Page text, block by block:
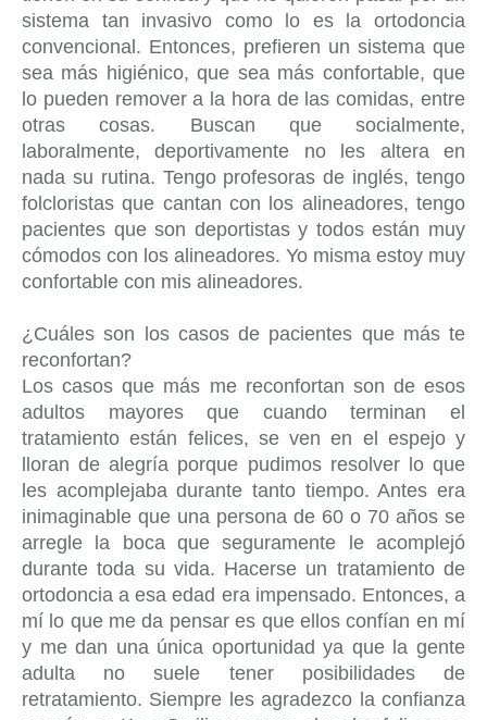
sistema tan invasivo como lo es la ortodoncia
convencional. Entonces, prefieren un sistema que
sea más higiénico, que sea más confortable, que
lo pueden remover a la hora de las comidas, entre
otras cosas. Buscan que socialmente,
laboralmente, deportivamente no les altera en
nada su rutina. Tengo profesoras de inglés, tengo
folcloristas que cantan con los alineadores, tengo
pacientes que son deportistas y todos están muy
cómodos con los alineadores. Yo misma estoy muy
confortable con mis alineadores.
¿Cuáles son los casos de pacientes que más te
reconfortan?
Los casos que más me reconfortan son de esos
adultos mayores que cuando terminan el
tratamiento están felices, se ven en el espejo y
lloran de alegría porque pudimos resolver lo que
les acomplejaba durante tanto tiempo. Antes era
inimaginable que una persona de 60 o 70 años se
arregle la boca que seguramente le acomplejó
durante toda su vida. Hacerse un tratamiento de
ortodoncia a esa edad era impensado. Entonces, a
mí lo que me da pensar es que ellos confían en mí
y me dan una única oportunidad ya que la gente
adulta no suele tener posibilidades de
retratamiento. Siempre les agradezco la confianza